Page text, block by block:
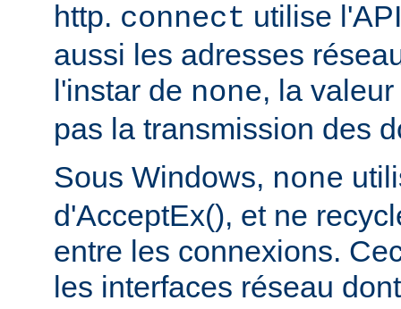
http. connect utilise
aussi les adresses
l'instar de none, la valeur
pas la transmission des
Sous Windows, none
d'AcceptEx(), et ne
entre les connexions.
les interfaces réseau